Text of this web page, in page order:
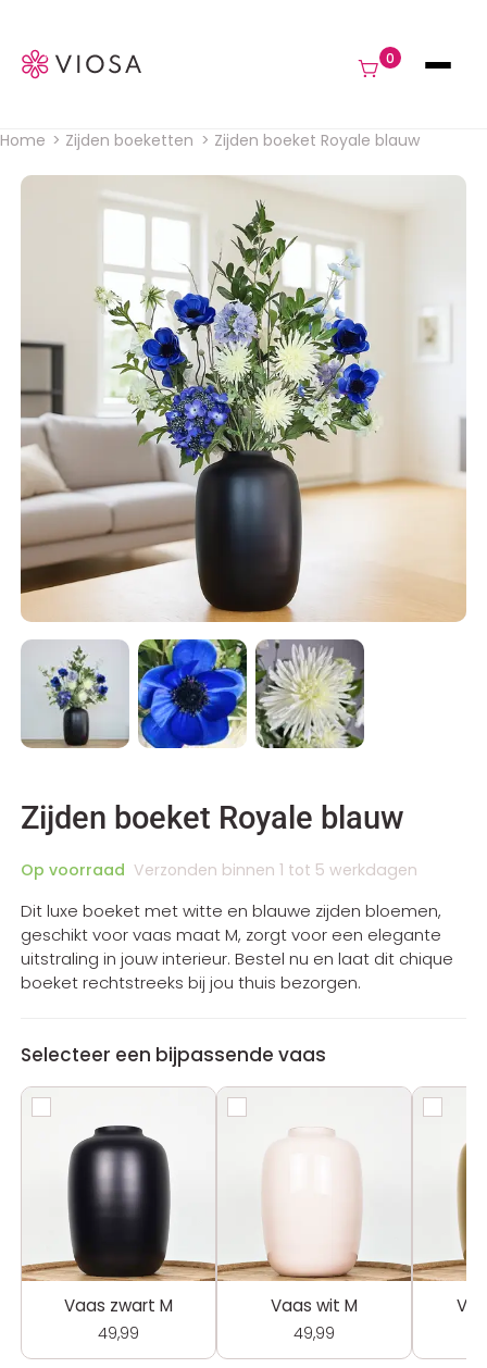
0
Kruimelpad
Home Zijden boeketten Zijden boeket Royale blauw
Zijden boeket Royale blauw
Op voorraad Verzonden binnen 1 tot 5 werkdagen
Dit luxe boeket met witte en blauwe zijden bloemen,
geschikt voor vaas maat M, zorgt voor een elegante
uitstraling in jouw interieur. Bestel nu en laat dit chique
boeket rechtstreeks bij jou thuis bezorgen.
Selecteer een bijpassende vaas
Vaas zwart M
49,99
Vaas wit M
49,99